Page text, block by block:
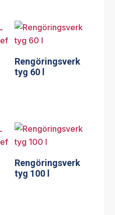
Rengöringsverk
tyg 60 l
Rengöringsverk
tyg 100 l